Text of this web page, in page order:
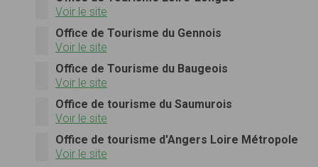
Voir le site
Office de Tourisme du Gennois
Voir le site
Office de Tourisme du Baugeois
Voir le site
Office de tourisme du Saumurois
Voir le site
Office de tourisme d'Angers Loire Métropole
Voir le site